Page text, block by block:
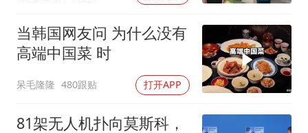
当韩国网友问 为什么没有
高端中国菜 时
呆毛隆隆 480跟贴 打开APP
81架无人机扑向莫斯科，